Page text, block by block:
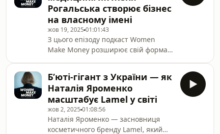
Каменською. Історія GUNIA
почалася у 2016-му з подорожі
Карпатами, де дівчата
познайомилися з майстрами
традиційних гуцульських шуб —
гунь (звідки і походить назва
бренду). Примірявши їх, зрозуміли:
ці речі потрі
Рогальська створює бізнес
на власному імені
жов 19, 2025 01:01:43
З цього епізоду подкаст Women
Make Money розширює свій формат.
тепер будуть і лідерки — жінки, які
так само обирають фінансову
незалежність, будують власні
правила гри та втілюють мрії, не
обов’язково маючи свою компанію
чи стартап. Героїня цього епізоду і
Бʼюті-гігант з України — як
Наталія Яроменко
масштабує Lamel у світі
жов 2, 2025 01:08:56
Наталія Яроменко — засновниця
косметичного бренду Lamel, який